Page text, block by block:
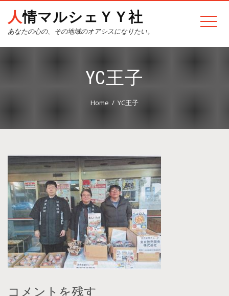
人情マルシェＹＹ社
あなたの心の、その地域のオアシスになりたい。
YC王子
Home YC王子
コメントを残す